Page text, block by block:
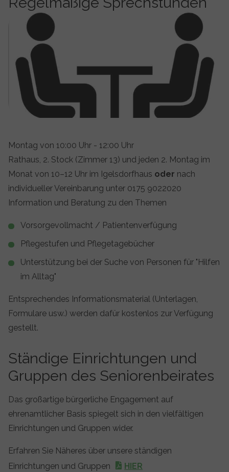
Show larger version
Montag von 10:00 Uhr - 12:00 Uhr
Rathaus, 2. Stock (Zimmer 13) und jeden 2. Montag im
Monat von 10–12 Uhr im Igelsdorfhaus oder nach
individueller Vereinbarung unter 0175 9022020
Information und Beratung zu den Themen
Vorsorgevollmacht / Patientenverfügung
Pflegestufen und Pflegetagebücher
Unterstützung bei der Suche von Personen für "Hilfen
im Alltag"
Entsprechendes Informationsmaterial (Unterlagen,
Formulare usw.) werden dafür kostenlos zur Verfügung
gestellt.
Ständige Einrichtungen und
Gruppen des Seniorenbeirates
Das großartige bürgerliche Engagement auf
ehrenamtlicher Basis spiegelt sich in den vielfältigen
Einrichtungen und Gruppen wider.
Erfahren Sie Näheres über unsere ständigen
Einrichtungen und Gruppen
HIER